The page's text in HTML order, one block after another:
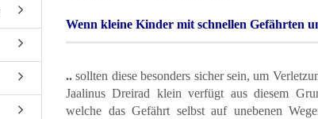
Wenn kleine Kinder mit schnellen Gefährten
.. sollten diese besonders sicher sein, um
Jaalinus Dreirad klein verfügt aus diesem
welche das Gefährt selbst auf unebenen